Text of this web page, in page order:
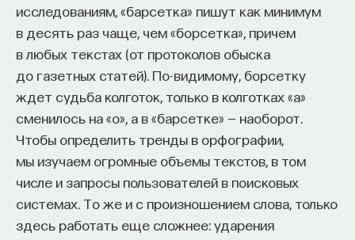
исследованиям, «барсетка» пишут как минимум
в десять раз чаще, чем «борсетка», причем
в любых текстах (от протоколов обыска
до газетных статей). По-видимому, борсетку
ждет судьба колготок, только в колготках «а»
сменилось на «о», а в «барсетке» — наоборот.
Чтобы определить тренды в орфографии,
мы изучаем огромные объемы текстов, в том
числе и запросы пользователей в поисковых
системах. То же и с произношением слова, только
здесь работать еще сложнее: ударения
КУРС
Химия между нейронами:
вещества, которые управляют
такой, потому что у него была такая судьба. Вот
знаменитая картина Александра Иванова
«Аполлон, Гиацинт и Кипарис» — антропоморфное
изображение трех юношей. А что такое гиацинт
и кипарис? Это растения, в которые были
превращены эти подростки, потому что они
убежали от Аполлона. Они хотели скрыться
от него, и он в наказание превратил их в эти
растения.
Это повествование представляет собой только